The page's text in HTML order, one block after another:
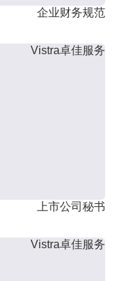
企业财务规范
Vistra卓佳服务
上市公司秘书
Vistra卓佳服务